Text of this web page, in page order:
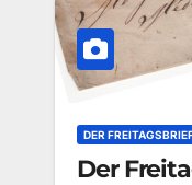
DER
Der